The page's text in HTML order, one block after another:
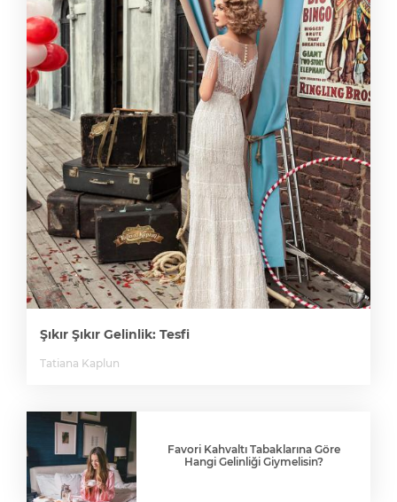
Şıkır Şıkır Gelinlik: Tesfi
Tatiana Kaplun
Favori Kahvaltı Tabaklarına Göre
Hangi Gelinliği Giymelisin?